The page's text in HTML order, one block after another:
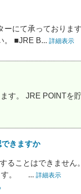
にて承っておりま
。 ■JRE B... 詳細表示
す。 JRE POINTを
きますか
ることはできません
す。 ... 詳細表示